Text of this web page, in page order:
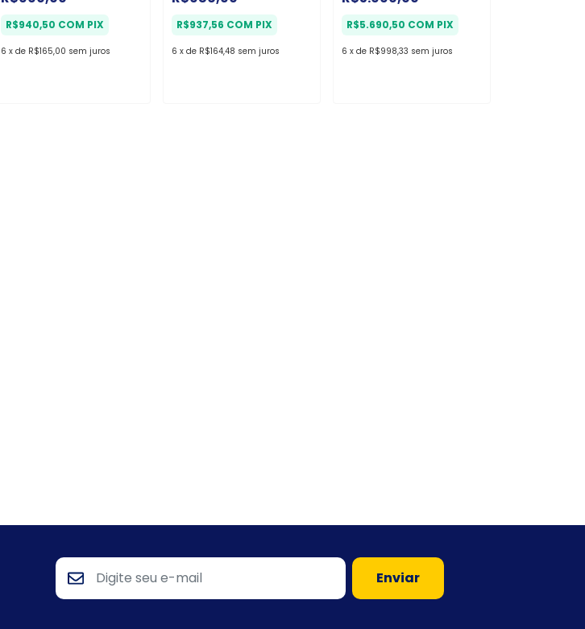
R$940,50 COM PIX
6 xde R$165,00 sem juros
R$937,56 COM PIX
6 x de R$164,48 sem juros
R$5.690,50 COM PIX
6 x de R$998,33 sem juros